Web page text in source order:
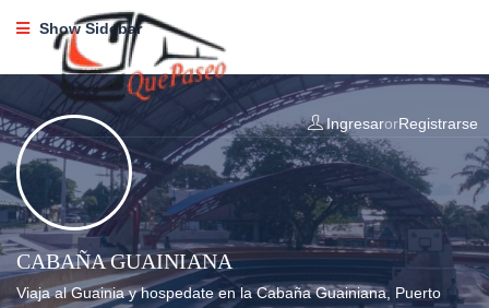
IngresarorRegistrarse
Show Sidebar
CABAÑA GUAINIANA
Viaja al Guainia y hospedate en la Cabaña Guainiana, Puerto